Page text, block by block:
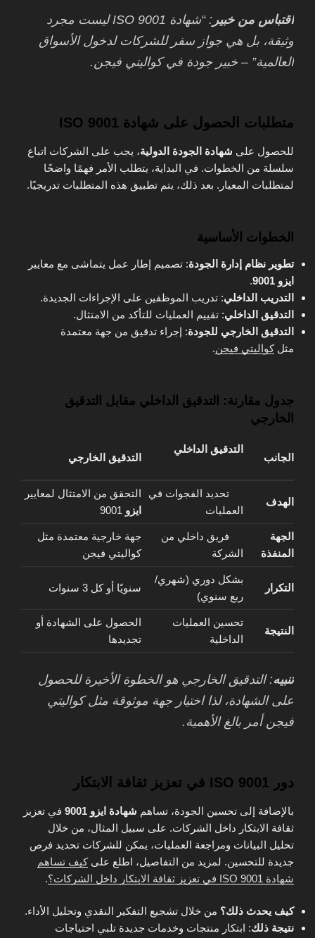
اقتباس من خبير
: “شهادة ISO 9001 ليست مجرد
وثيقة، بل هي جواز سفر للشركات لدخول الأسواق
العالمية” – خبير جودة في كواليتي فيجن.
متطلبات الحصول على شهادة ISO 9001
للحصول على شهادة الجودة الدولية، يجب على الشركات اتباع
سلسلة من الخطوات. في البداية، يتطلب الأمر فهمًا واضحًا
لمتطلبات المعيار. بعد ذلك، يتم تطبيق هذه المتطلبات تدريجيًا.
الخطوات الأساسية
تطوير نظام إدارة الجودة: تصميم إطار عمل يتماشى مع معايير
ايزو
.
التدريب الداخلي: تدريب الموظفين على الإجراءات الجديدة.
التدقيق الداخلي: تقييم العمليات للتأكد من الامتثال.
التدقيق الخارجي للجودة: إجراء تدقيق من جهة معتمدة
مثلكواليتي فيجن.
جدول مقارنة: التدقيق الداخلي مقابل التدقيق
الخارجي
الجانب
التدقيق الداخلي
التدقيق الخارجي
الهدف
تحديد الفجوات في
العمليات
التحقق من الامتثال لمعايير
ايزو
الجهة
المنفذة
فريق داخلي من
الشركة
جهة خارجية معتمدة مثل
كواليتي فيجن
التكرار
بشكل دوري (شهري/
ربع سنوي)
سنويًا أو كل 3 سنوات
النتيجة
تحسين العمليات
الداخلية
الحصول على الشهادة أو
تجديدها
تنبيه: التدقيق الخارجي هو الخطوة الأخيرة للحصول
على الشهادة، لذا اختيار جهة موثوقة مثل كواليتي
فيجن أمر بالغ الأهمية.
دور ISO 9001 في تعزيز ثقافة الابتكار
بالإضافة إلى تحسين الجودة، تساهم شهادة ايزو 9001
في تعزيز
ثقافة الابتكار داخل الشركات. على سبيل المثال، من خلال
تحليل البيانات ومراجعة العمليات، يمكن للشركات تحديد فرص
جديدة للتحسين. لمزيد من التفاصيل، اطلع علىكيف تساهم
شهادة ISO 9001 في تعزيز ثقافة الابتكار داخل الشركات؟
.
كيف يحدث ذلك؟ من خلال تشجيع التفكير النقدي وتحليل الأداء.
نتيجة ذلك: ابتكار منتجات وخدمات جديدة تلبي احتياجات